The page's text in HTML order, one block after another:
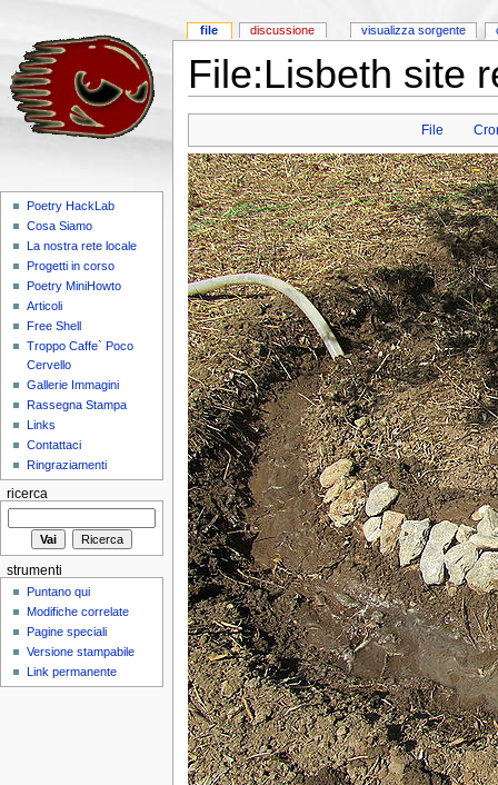
File:Lisbeth site
File
file discussione visualizza sorgente
Poetry HackLab
Cosa Siamo
La nostra rete locale
Progetti in corso
Poetry MiniHowto
Articoli
Free Shell
Troppo Caffe` Poco
Cervello
Gallerie Immagini
Rassegna Stampa
Links
Contattaci
Ringraziamenti
ricerca
strumenti
Puntano qui
Modifiche correlate
Pagine speciali
Versione stampabile
Link permanente